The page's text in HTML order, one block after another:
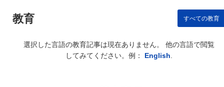
教育 すべての教育
選択した言語の教育記事は現在ありません。 他の言語で閲覧
してみてください。例： English